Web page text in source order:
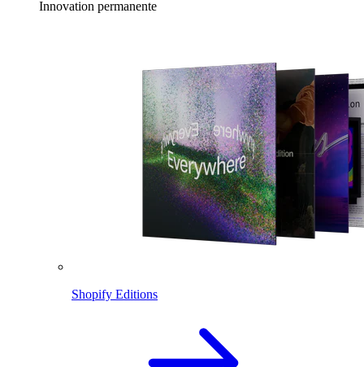
Innovation permanente
Shopify Editions